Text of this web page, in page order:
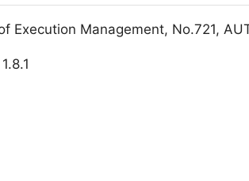
Execution Management, No.721,